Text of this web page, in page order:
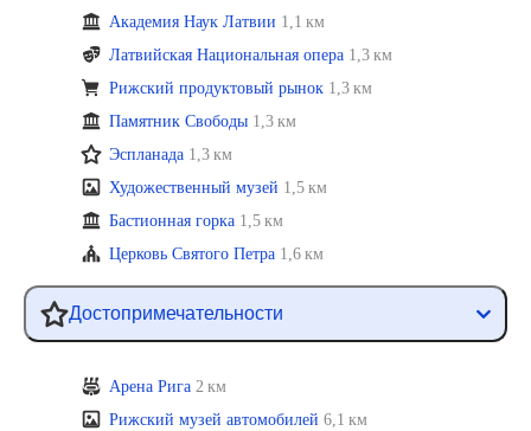
Академия Наук Латвии 1,1 км
Латвийская Национальная опера 1,3 км
Рижский продуктовый рынок 1,3 км
Памятник Свободы 1,3 км
Эспланада 1,3 км
Художественный музей 1,5 км
Бастионная горка 1,5 км
Церковь Святого Петра 1,6 км
Достопримечательности
Арена Рига 2 км
Рижский музей автомобилей 6,1 км